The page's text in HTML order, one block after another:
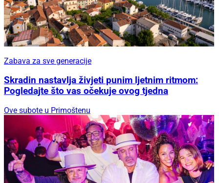
Zabava za sve generacije
Skradin nastavlja živjeti punim ljetnim ritmom:
Pogledajte što vas očekuje ovog tjedna
Ove subote u Primoštenu